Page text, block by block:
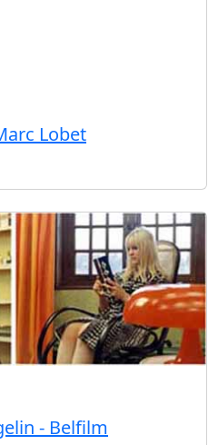
Lobet
- Belfilm